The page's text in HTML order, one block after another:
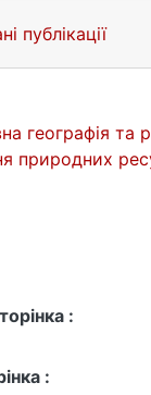
публікації
географія та
природних
:
: